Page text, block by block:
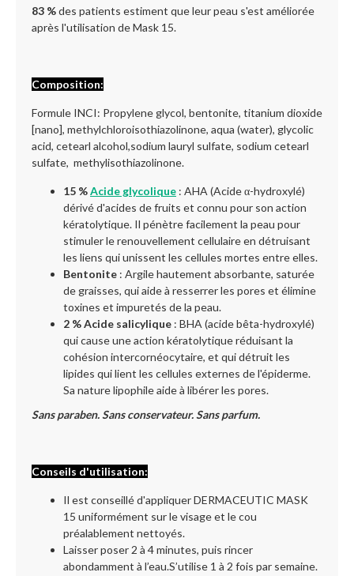
83 %des patients estiment que leur peau s'est améliorée
après l'utilisation de Mask 15.
Composition:
Formule INCI: Propylene glycol, bentonite, titanium dioxide
[nano], methylchloroisothiazolinone, aqua (water), glycolic
acid, cetearl alcohol,sodium lauryl sulfate, sodium cetearl
sulfate, methylisothiazolinone.
15 %Acide glycolique : AHA (Acide α-hydroxylé)
dérivé d'acides de fruits et connu pour son action
kératolytique. Il pénètre facilement la peau pour
stimuler le renouvellement cellulaire en détruisant
les liens qui unissent les cellules mortes entre elles.
Bentonite : Argile hautement absorbante, saturée
de graisses, qui aide à resserrer les pores et élimine
toxines et impuretés de la peau.
2 % Acide salicylique : BHA (acide bêta-hydroxylé)
qui cause une action kératolytique réduisant la
cohésion intercornéocytaire, et qui détruit les
lipides qui lient les cellules externes de l'épiderme.
Sa nature lipophile aide à libérer les pores.
Sans paraben. Sans conservateur. Sans parfum.
Conseils d'utilisation:
Il est conseillé d'appliquer DERMACEUTIC MASK
15 uniformément sur le visage et le cou
préalablement nettoyés.
Laisser poser 2 à 4 minutes, puis rincer
abondamment à l’eau.S’utilise 1 à 2 fois par semaine.